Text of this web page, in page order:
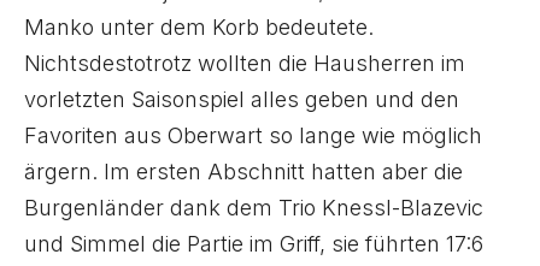
Manko unter dem Korb bedeutete.
Nichtsdestotrotz wollten die Hausherren im
vorletzten Saisonspiel alles geben und den
Favoriten aus Oberwart so lange wie möglich
ärgern. Im ersten Abschnitt hatten aber die
Burgenländer dank dem Trio Knessl-Blazevic
und Simmel die Partie im Griff, sie führten 17:6